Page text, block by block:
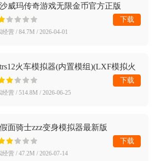
沙威玛传奇游戏无限金币官方正版
经营 / 84.7M / 2026-04-01
下载
trs12火车模拟器(内置模组)(LXF模拟火
经营 / 514.8M / 2026-06-25
下载
假面骑士zzz变身模拟器最新版
SIM)
经营 / 47.2M / 2026-07-14
下载